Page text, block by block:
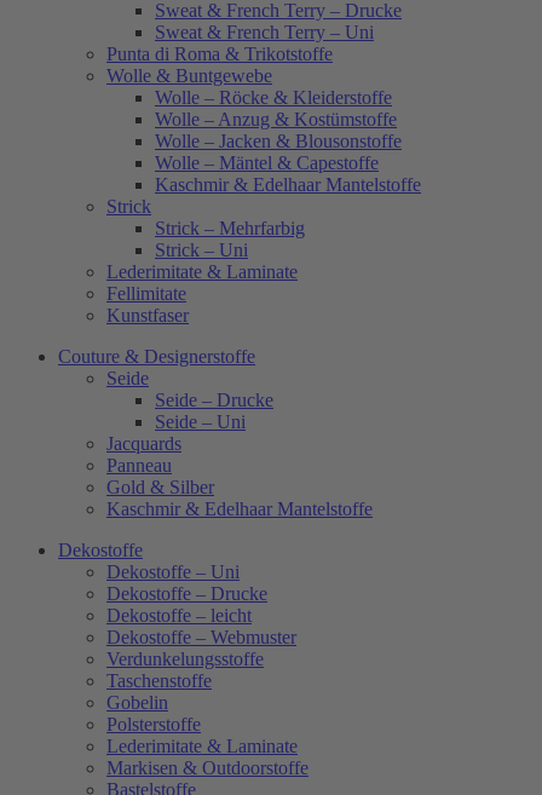
Sweat & French Terry – Drucke
Sweat & French Terry – Uni
Punta di Roma & Trikotstoffe
Wolle & Buntgewebe
Wolle – Röcke & Kleiderstoffe
Wolle – Anzug & Kostümstoffe
Wolle – Jacken & Blousonstoffe
Wolle – Mäntel & Capestoffe
Kaschmir & Edelhaar Mantelstoffe
Strick
Strick – Mehrfarbig
Strick – Uni
Lederimitate & Laminate
Fellimitate
Kunstfaser
Couture & Designerstoffe
Seide
Seide – Drucke
Seide – Uni
Jacquards
Panneau
Gold & Silber
Kaschmir & Edelhaar Mantelstoffe
Dekostoffe
Dekostoffe – Uni
Dekostoffe – Drucke
Dekostoffe – leicht
Dekostoffe – Webmuster
Verdunkelungsstoffe
Taschenstoffe
Gobelin
Polsterstoffe
Lederimitate & Laminate
Markisen & Outdoorstoffe
Bastelstoffe